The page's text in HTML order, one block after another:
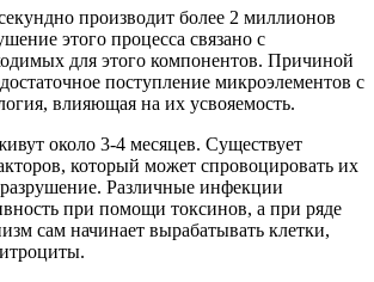
производит более 2 миллионов
этого процесса связано с
для этого компонентов. Причиной
поступление микроэлементов с
влияющая на их усвояемость.
около 3-4 месяцев. Существует
который может спровоцировать их
Различные инфекции
при помощи токсинов, а при ряде
сам начинает вырабатывать клетки,